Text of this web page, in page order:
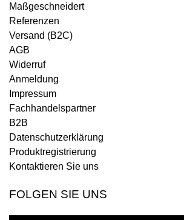
Maßgeschneidert
Referenzen
Versand (B2C)
AGB
Widerruf
Anmeldung
Impressum
Fachhandelspartner
B2B
Datenschutzerklärung
Produktregistrierung
Kontaktieren Sie uns
FOLGEN SIE UNS